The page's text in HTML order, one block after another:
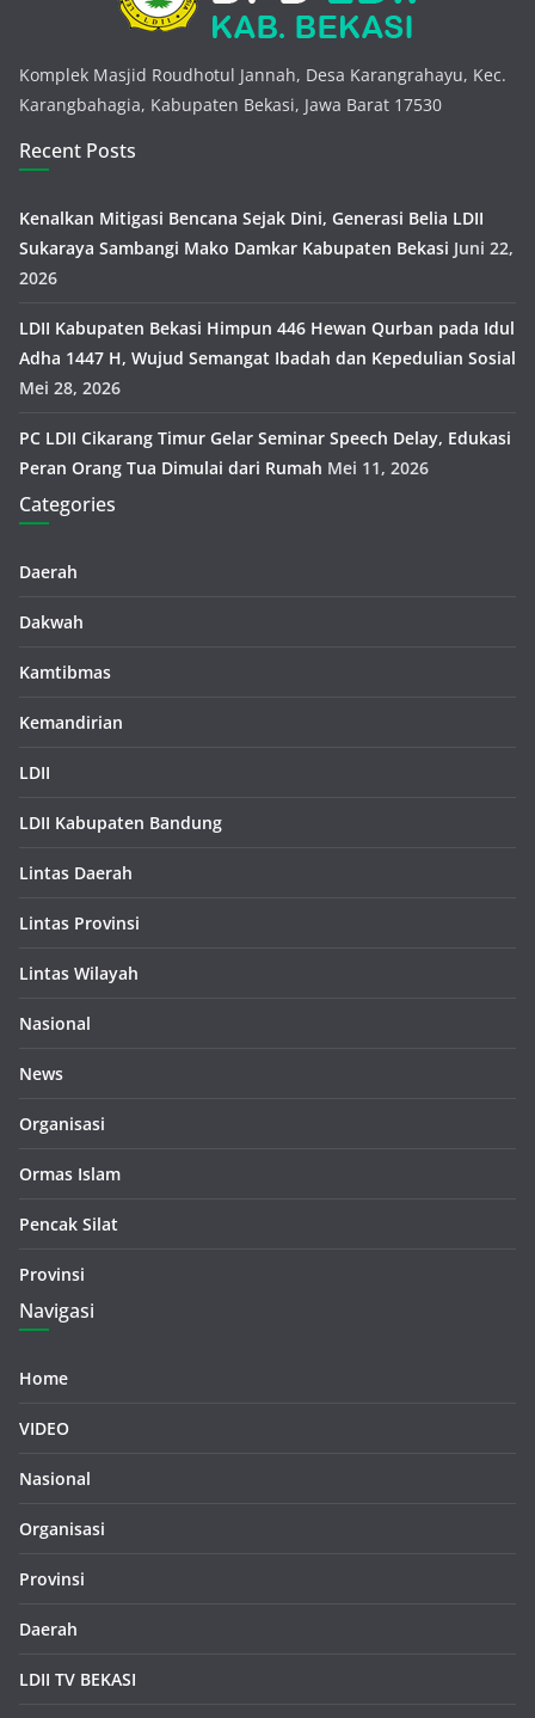
Komplek Masjid Roudhotul Jannah, Desa Karangrahayu, Kec.
Karangbahagia, Kabupaten Bekasi, Jawa Barat 17530
Recent Posts
Kenalkan Mitigasi Bencana Sejak Dini, Generasi Belia LDII
Sukaraya Sambangi Mako Damkar Kabupaten Bekasi Juni 22,
2026
LDII Kabupaten Bekasi Himpun 446 Hewan Qurban pada Idul
Adha 1447 H, Wujud Semangat Ibadah dan Kepedulian Sosial
Mei 28, 2026
PC LDII Cikarang Timur Gelar Seminar Speech Delay, Edukasi
Peran Orang Tua Dimulai dari Rumah Mei 11, 2026
Categories
Daerah
Dakwah
Kamtibmas
Kemandirian
LDII
LDII Kabupaten Bandung
Lintas Daerah
Lintas Provinsi
Lintas Wilayah
Nasional
News
Organisasi
Ormas Islam
Pencak Silat
Provinsi
Navigasi
Home
VIDEO
Nasional
Organisasi
Provinsi
Daerah
LDII TV BEKASI